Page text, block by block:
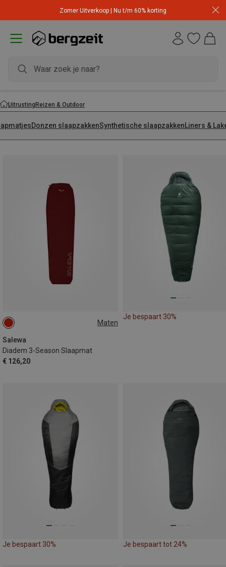
Zomer Uitverkoop | Nu t/m 60% korting
UitrustingReizen & Outdoor
Donzen slaapzakkenSynthetische slaapzakkenLiners &
Maten
Salewa
Diadem 3-Season Slaapmat
€ 126,20
183X51CM
Je bespaart 30%
Je bespaart 30% Je bespaart tot 24%